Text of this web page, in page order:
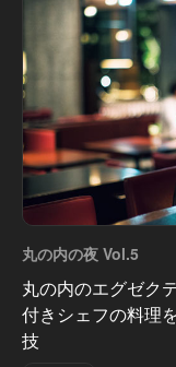
丸の内の夜 Vol.5
丸の内のエグゼク
付きシェフの料理
技